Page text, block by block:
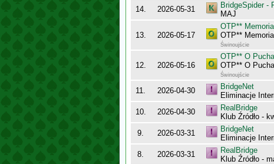
14. 2026-05-31
BridgeSpider -
MAJ
13. 2026-05-17
OTP**
OTP**
Świnoujście
12. 2026-05-16
OTP** O
OTP** O
Świnoujście
11. 2026-04-30
BridgeNet
Eliminacje
10. 2026-04-30
RealBridge
Klub Źródło -
9. 2026-03-31
BridgeNet
Eliminacje
8. 2026-03-31
RealBridge
Klub Źródło -